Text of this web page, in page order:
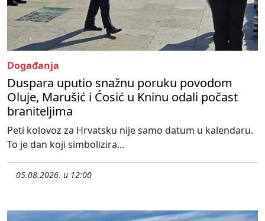
Događanja
Duspara uputio snažnu poruku povodom
Oluje, Marušić i Ćosić u Kninu odali počast
braniteljima
Peti kolovoz za Hrvatsku nije samo datum u kalendaru.
To je dan koji simbolizira...
05.08.2026. u 12:00